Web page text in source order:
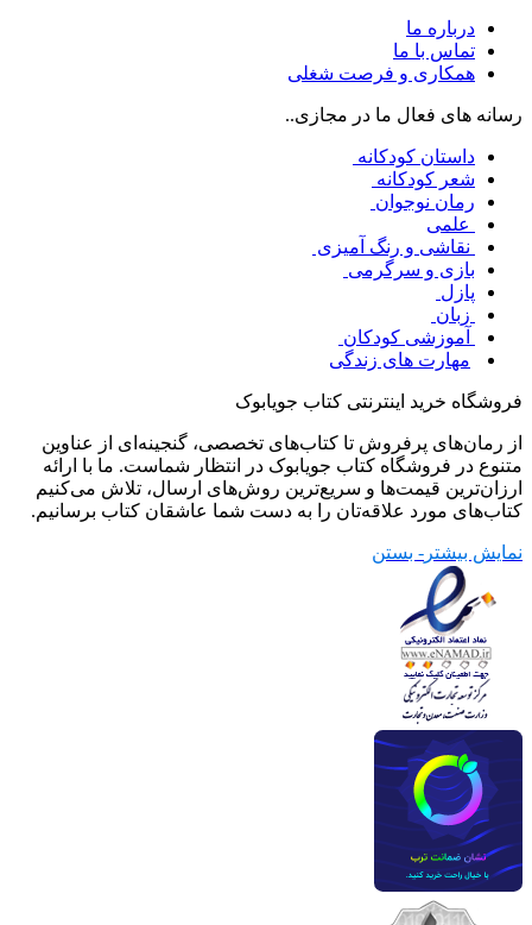
درباره ما
تماس با ما
همکاری و فرصت شغلی
رسانه های فعال ما در مجازی..
داستان کودکانه
شعر کودکانه
رمان نوجوان
علمی
نقاشی و رنگ آمیزی
بازی و سرگرمی
پازل
زبان
آموزشی کودکان
مهارت های زندگی
فروشگاه خرید اینترنتی کتاب جویابوک
از رمان‌های پرفروش تا کتاب‌های تخصصی، گنجینه‌ای از عناوین
متنوع در فروشگاه کتاب جویابوک در انتظار شماست. ما با ارائه
ارزان‌ترین قیمت‌ها و سریع‌ترین روش‌های ارسال، تلاش می‌کنیم
کتاب‌های مورد علاقه‌تان را به دست شما عاشقان کتاب برسانیم.
نمایش بیشتر - بستن